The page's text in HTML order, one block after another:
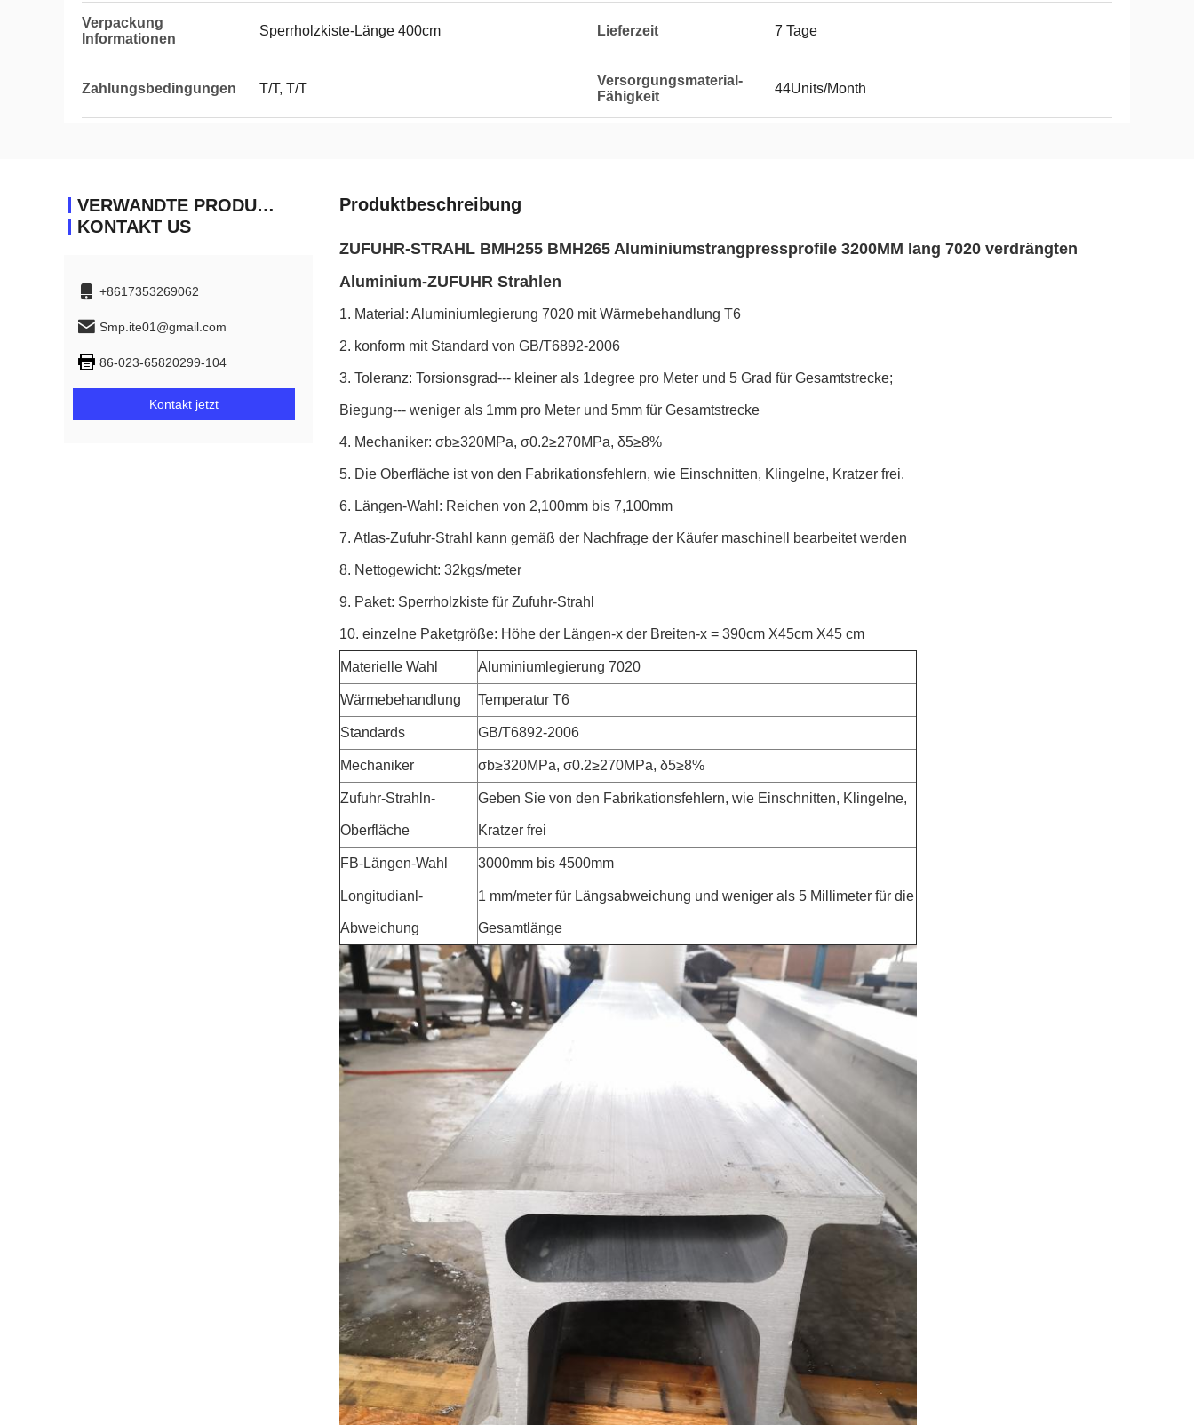
Verpackung
Informationen
Sperrholzkiste-Länge 400cm Lieferzeit 7 Tage
Zahlungsbedingungen T/T, T/T
Versorgungsmaterial-
Fähigkeit
44Units/Month
VERWANDTE PRODUKTE
KONTAKT US
+8617353269062
Smp.ite01@gmail.com
86-023-65820299-104
Kontakt jetzt
Produktbeschreibung
ZUFUHR-STRAHL BMH255 BMH265 Aluminiumstrangpressprofile 3200MM lang 7020 verdrängten
Aluminium-ZUFUHR Strahlen
1. Material: Aluminiumlegierung 7020 mit Wärmebehandlung T6
2. konform mit Standard von GB/T6892-2006
3. Toleranz: Torsionsgrad--- kleiner als 1degree pro Meter und 5 Grad für Gesamtstrecke;
Biegung--- weniger als 1mm pro Meter und 5mm für Gesamtstrecke
4. Mechaniker: σb≥320MPa, σ0.2≥270MPa, δ5≥8%
5. Die Oberfläche ist von den Fabrikationsfehlern, wie Einschnitten, Klingelne, Kratzer frei.
6. Längen-Wahl: Reichen von 2,100mm bis 7,100mm
7. Atlas-Zufuhr-Strahl kann gemäß der Nachfrage der Käufer maschinell bearbeitet werden
8. Nettogewicht: 32kgs/meter
9. Paket: Sperrholzkiste für Zufuhr-Strahl
10. einzelne Paketgröße: Höhe der Längen-x der Breiten-x = 390cm X45cm X45 cm
Materielle Wahl Aluminiumlegierung 7020
Wärmebehandlung Temperatur T6
Standards GB/T6892-2006
Mechaniker σb≥320MPa, σ0.2≥270MPa, δ5≥8%
Zufuhr-Strahln-
Oberfläche
Geben Sie von den Fabrikationsfehlern, wie Einschnitten, Klingelne,
Kratzer frei
FB-Längen-Wahl 3000mm bis 4500mm
Longitudianl-
Abweichung
1 mm/meter für Längsabweichung und weniger als 5 Millimeter für die
Gesamtlänge